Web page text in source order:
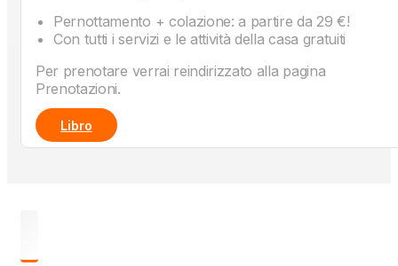
Pernottamento + colazione: a partire da 29 €!
Con tutti i servizi e le attività della casa gratuiti
Per prenotare verrai reindirizzato alla pagina
Prenotazioni.
Libro